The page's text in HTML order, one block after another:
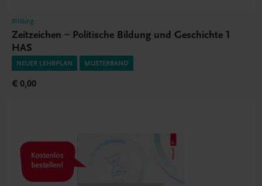
Bildung
Zeitzeichen – Politische Bildung und Geschichte 1
HAS
NEUER LEHRPLAN MUSTERBAND
€ 0,00